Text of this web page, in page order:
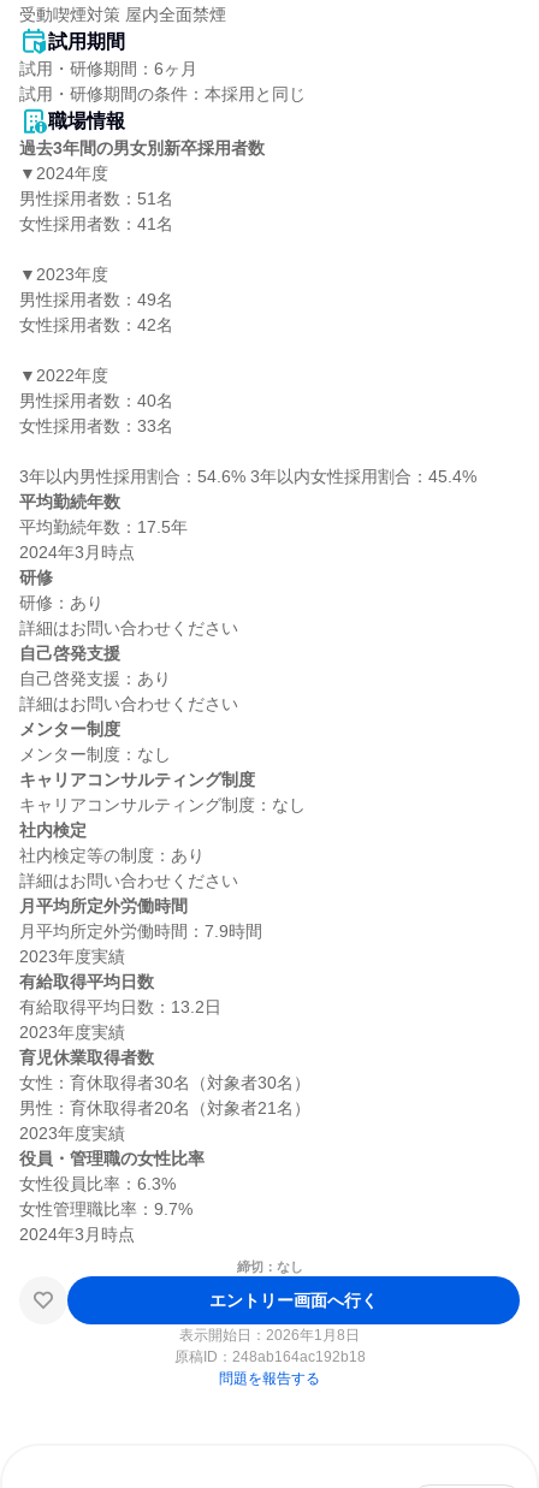
受動喫煙対策 屋内全面禁煙
試用期間
試用・研修期間：6ヶ月
職場情報
過去3年間の男女別新卒採用者数
▼2024年度
男性採用者数：51名
女性採用者数：41名
▼2023年度
男性採用者数：49名
女性採用者数：42名
▼2022年度
男性採用者数：40名
女性採用者数：33名
平均勤続年数
平均勤続年数：17.5年
研修
研修：あり
自己啓発支援
自己啓発支援：あり
メンター制度
キャリアコンサルティング制度
社内検定
社内検定等の制度：あり
月平均所定外労働時間
月平均所定外労働時間：7.9時間
有給取得平均日数
有給取得平均日数：13.2日
育児休業取得者数
女性：育休取得者30名（対象者30名）
男性：育休取得者20名（対象者21名）
役員・管理職の女性比率
女性役員比率：6.3%
女性管理職比率：9.7%
締切：なし
エントリー画面へ行く
表示開始日：2026年1月8日
原稿ID： 248ab164ac192b18
問題を報告する